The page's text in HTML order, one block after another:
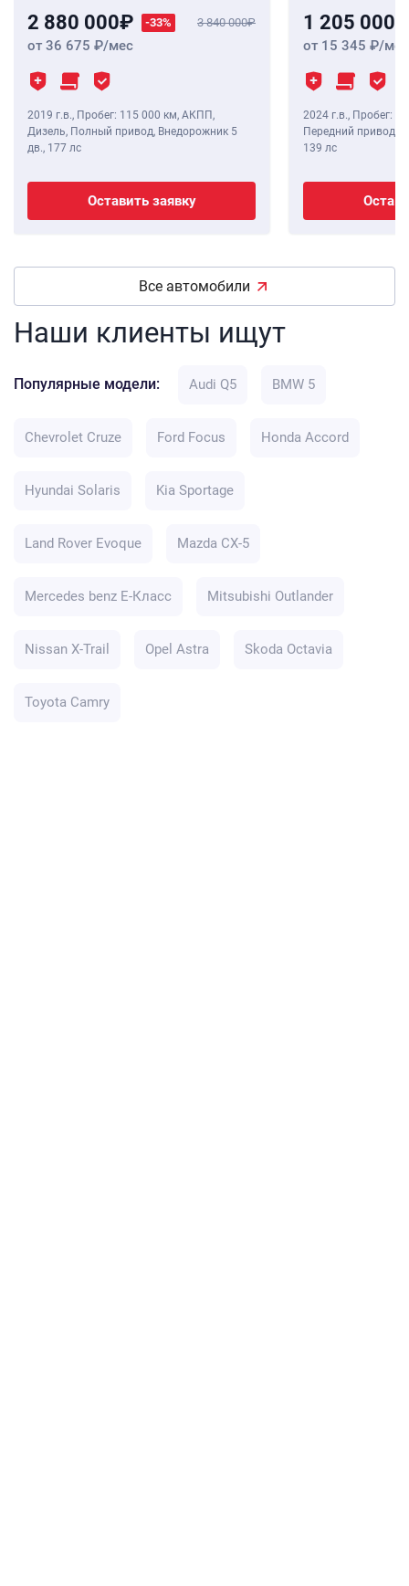
2 880 000 -33% 3 840 000
от 36 675 /мес
2019 г.в., Пробег: 115 000 км, АКПП,
Дизель, Полный привод, Внедорожник 5
дв., 177 лс
Оставить заявку
1 205 000
от 15 345 /мес
2024 г.в., Пробег: 8
Передний привод,
139 лс
Все автомобили
Наши клиенты ищут
Популярные модели: Audi Q5 BMW 5
Chevrolet Cruze Ford Focus Honda Accord
Hyundai Solaris Kia Sportage
Land Rover Evoque Mazda CX-5
Mercedes benz E-Класс Mitsubishi Outlander
Nissan X-Trail Opel Astra Skoda Octavia
Toyota Camry